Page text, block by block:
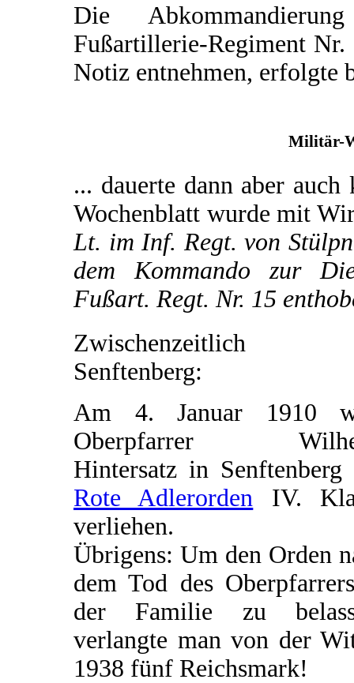
Die
Fußartillerie-Regiment Nr.
Notiz entnehmen, erfolgte
Militär-
... dauerte dann aber
Wochenblatt wurde mit
Lt. im Inf. Regt. von
dem Kommando zur
Fußart. Regt. Nr. 15
Zwischenzeitlich
Senftenberg:
Am 4. Januar 1910
Oberpfarrer
Hintersatz in Senftenberg
Rote Adlerorden IV.
verliehen.
Übrigens: Um den Orden
dem Tod des
der Familie zu
verlangte man von der
1938 fünf Reichsmark!